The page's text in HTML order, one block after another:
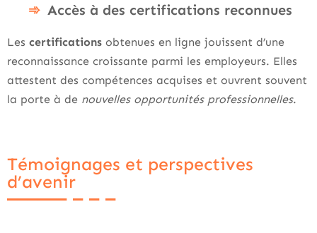
Accès à des certifications reconnues
Les certifications obtenues en ligne jouissent d’une
reconnaissance croissante parmi les employeurs. Elles
attestent des compétences acquises et ouvrent souvent
la porte à de nouvelles opportunités professionnelles.
Témoignages et perspectives
d’avenir